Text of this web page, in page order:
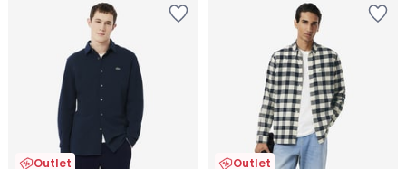
Outlet Outlet